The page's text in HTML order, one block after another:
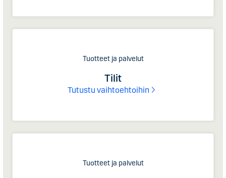
Tuotteet ja palvelut
Tilit
Tutustu vaihtoehtoihin
Tuotteet ja palvelut